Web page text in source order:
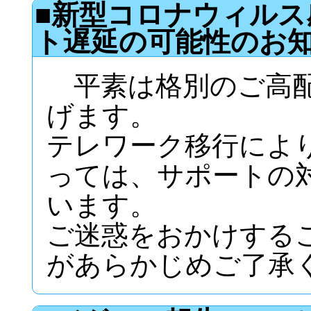
■新型コロナウィル
ト遅延の可能性のお
平素は格別のご高
げます。
テレワーク移行によ
っては、サポートの
います。
ご迷惑をおかけする
があらかじめご了承